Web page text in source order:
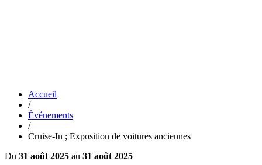
Accueil
/
Événements
/
Cruise-In ; Exposition de voitures anciennes
Du 31 août 2025 au 31 août 2025